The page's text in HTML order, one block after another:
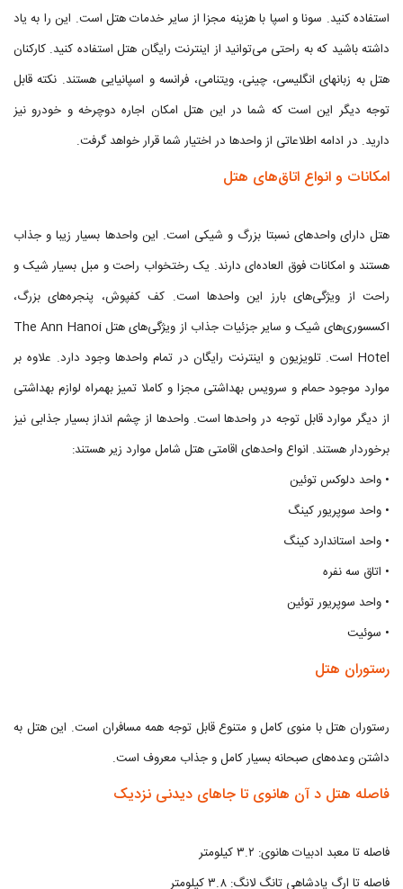
استفاده کنید. سونا و اسپا با هزینه مجزا از سایر خدمات هتل است. این را به یاد
داشته باشید که به راحتی می‌توانید از اینترنت رایگان هتل استفاده کنید. کارکنان
هتل به زبانهای انگلیسی، چینی، ویتنامی، فرانسه و اسپانیایی هستند. نکته قابل
توجه دیگر این است که شما در این هتل امکان اجاره دوچرخه و خودرو نیز
دارید. در ادامه اطلاعاتی از واحدها در اختیار شما قرار خواهد گرفت.
امکانات و انواع اتاق‌های هتل
هتل دارای واحدهای نسبتا بزرگ و شیکی است. این واحدها بسیار زیبا و جذاب
هستند و امکانات فوق العاده‌ای دارند. یک رختخواب راحت و مبل بسیار شیک و
راحت از ویژگی‌های بارز این واحدها است. کف کفپوش، پنجره‌های بزرگ،
اکسسوری‌های شیک و سایر جزئیات جذاب از ویژگی‌های هتل The Ann Hanoi
Hotel است. تلویزیون و اینترنت رایگان در تمام واحدها وجود دارد. علاوه بر
موارد موجود حمام و سرویس بهداشتی مجزا و کاملا تمیز بهمراه لوازم بهداشتی
از دیگر موارد قابل توجه در واحدها است. واحدها از چشم انداز بسیار جذابی نیز
برخوردار هستند. انواع واحدهای اقامتی هتل شامل موارد زیر هستند:
• واحد دلوکس توئین
• واحد سوپریور کینگ
• واحد استاندارد کینگ
• اتاق سه نفره
• واحد سوپریور توئین
• سوئیت
رستوران هتل
رستوران هتل با منوی کامل و متنوع قابل توجه همه مسافران است. این هتل به
داشتن وعده‌های صبحانه بسیار کامل و جذاب معروف است.
فاصله هتل د آن هانوی تا جاهای دیدنی نزدیک
فاصله تا معبد ادبیات هانوی: ۳.۲ کیلومتر
فاصله تا ارگ پادشاهی تانگ لانگ: ۳.۸ کیلومتر